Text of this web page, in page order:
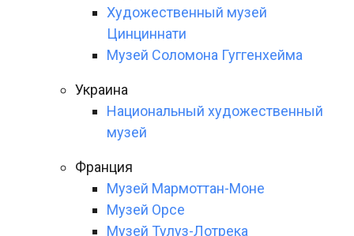
Художественный музей
Цинциннати
Музей Соломона Гуггенхейма
Украина
Национальный художественный
музей
Франция
Музей Мармоттан-Моне
Музей Орсе
Музей Тулуз-Лотрека